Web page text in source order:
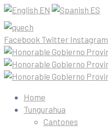
EN ES
Facebook Twitter Instagram
Home
Tungurahua
Cantones